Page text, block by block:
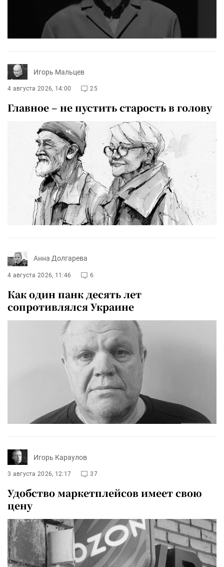
Игорь Мальцев
4 августа 2026, 14:00 25
Главное – не пустить старость в голову
Анна Долгарева
4 августа 2026, 11:46 6
Как один панк десять лет
сопротивлялся Украине
Игорь Караулов
3 августа 2026, 12:17 37
Удобство маркетплейсов имеет свою
цену